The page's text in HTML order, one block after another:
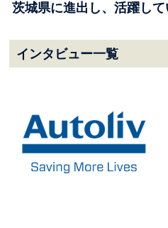
茨城県に進出し、活躍し
インタビュー一覧